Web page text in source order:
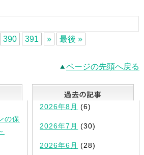
390 391 » 最後 »
ページの先頭へ戻る
最新記事一覧
の保
2026年8月 (6)
2026年7月 (30)
2026年6月 (28)